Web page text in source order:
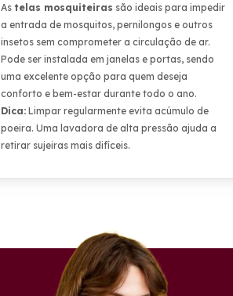
As telas mosquiteiras são ideais para impedir
a entrada de mosquitos, pernilongos e outros
insetos sem comprometer a circulação de ar.
Pode ser instalada em janelas e portas, sendo
uma excelente opção para quem deseja
conforto e bem-estar durante todo o ano.
Dica: Limpar regularmente evita acúmulo de
poeira. Uma lavadora de alta pressão ajuda a
retirar sujeiras mais difíceis.